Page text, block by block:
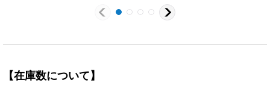
【在庫数について】